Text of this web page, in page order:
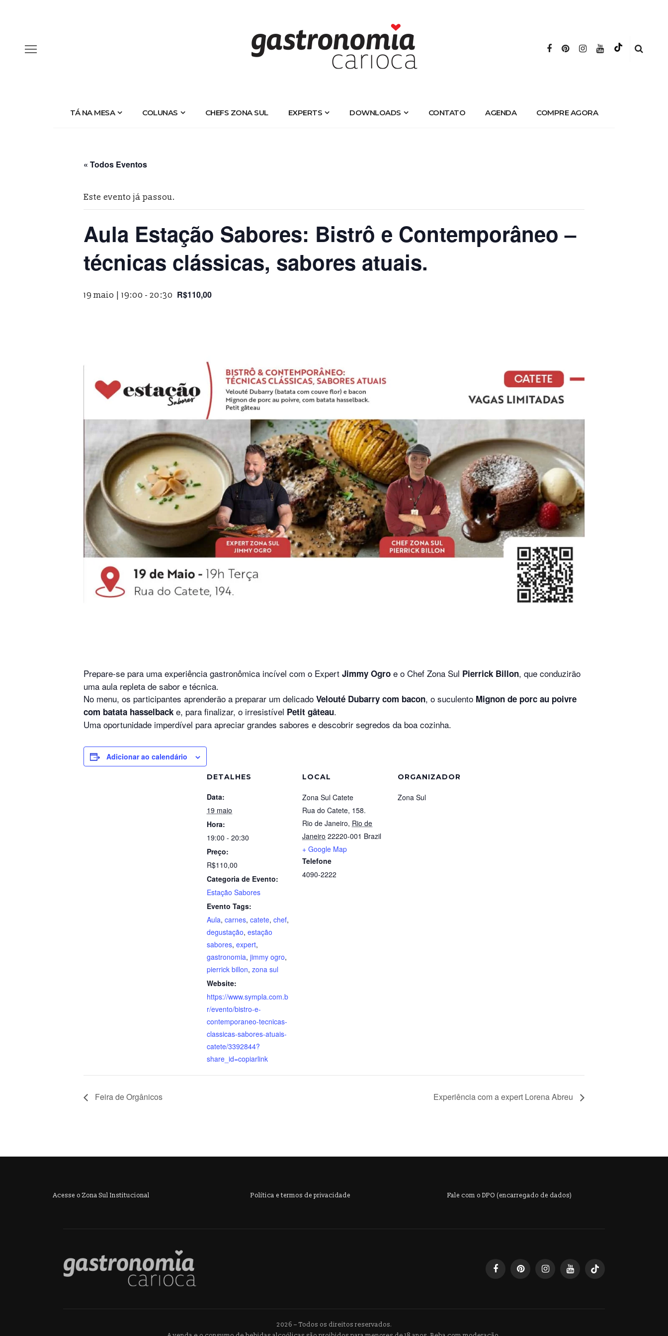
TÁ NA MESA COLUNAS CHEFS ZONA SUL EXPERTS DOWNLOADS CONTATO AGENDA COMPRE AGORA
« Todos Eventos
Este evento já passou.
Aula Estação Sabores: Bistrô e Contemporâneo –
técnicas clássicas, sabores atuais.
19 maio | 19:00 - 20:30 R$110,00
Prepare-se para uma experiência gastronômica incível com o Expert Jimmy Ogro e o Chef Zona Sul Pierrick Billon, que conduzirão
uma aula repleta de sabor e técnica.
No menu, os participantes aprenderão a preparar um delicado Velouté Dubarry com bacon, o suculento Mignon de porc au poivre
com batata hasselback e, para finalizar, o irresistível Petit gâteau.
Uma oportunidade imperdível para apreciar grandes sabores e descobrir segredos da boa cozinha.
Adicionar ao calendário
DETALHES
Data:
19 maio
Hora:
19:00 - 20:30
Preço:
R$110,00
Categoria de Evento:
Estação Sabores
Evento Tags:
Aula, carnes, catete, chef,
degustação, estação
sabores, expert,
gastronomia, jimmy ogro,
pierrick billon, zona sul
Website:
https://www.sympla.com.b
r/evento/bistro-e-
contemporaneo-tecnicas-
classicas-sabores-atuais-
catete/3392844?
share_id=copiarlink
LOCAL
Zona Sul Catete
Rua do Catete, 158.
Rio de Janeiro, Rio de
Janeiro 22220-001 Brazil
+ Google Map
Telefone
4090-2222
ORGANIZADOR
Zona Sul
Feira de Orgânicos Experiência com a expert Lorena Abreu
Acesse o Zona Sul Institucional Política e termos de privacidade Fale com o DPO (encarregado de dados)
2026 – Todos os direitos reservados.